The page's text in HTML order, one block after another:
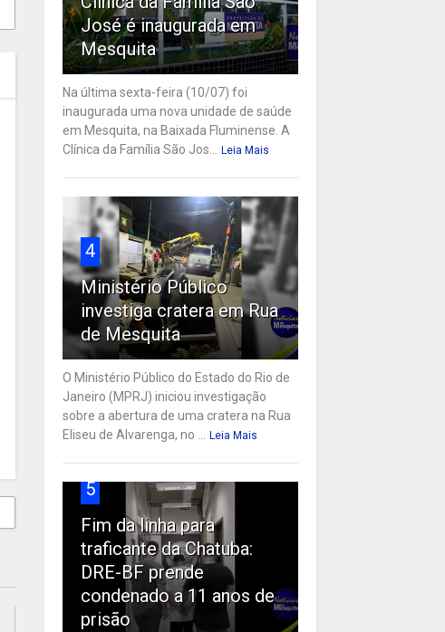
José é inaugurada em
Mesquita
Na última sexta-feira (10/07) foi
inaugurada uma nova unidade de saúde
em Mesquita, na Baixada Fluminense. A
Clínica da Família São Jos... Leia Mais
4
Ministério Público
investiga cratera em Rua
de Mesquita
O Ministério Público do Estado do Rio de
Janeiro (MPRJ) iniciou investigação
sobre a abertura de uma cratera na Rua
Eliseu de Alvarenga, no ... Leia Mais
5
Fim da linha para
traficante da Chatuba:
DRE-BF prende
condenado a 11 anos de
prisão